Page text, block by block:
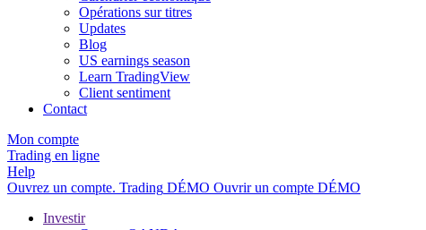
Opérations sur titres
Updates
Blog
US earnings season
Learn TradingView
Client sentiment
Contact
Mon compte
Trading en ligne
Help
Ouvrez un compte. Trading DÉMO Ouvrir un compte DÉMO
Investir